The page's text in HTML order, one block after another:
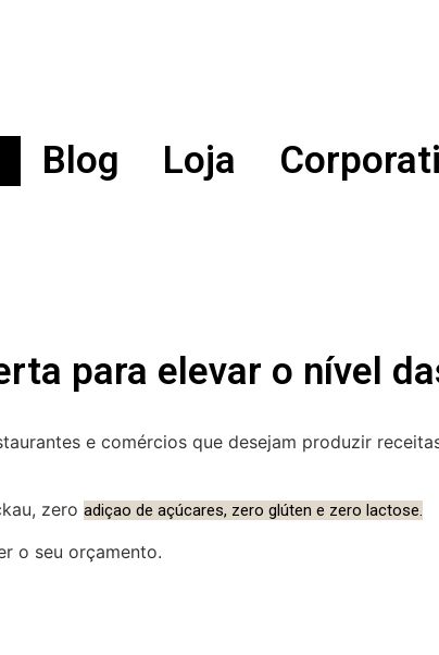
Blog Loja
para elevar o nível
e comércios que desejam produzir
zero adiçao de açúcares, zero glúten e zero lactose.
o seu orçamento.